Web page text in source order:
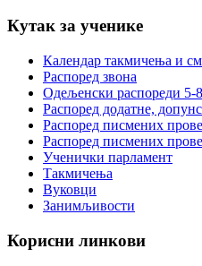
Кутак за ученике
Календар такмичења и
Распоред звона
Одељенски распореди 5-
Распоред додатне,
Распоред писмених
Распоред писмених
Ученички парламент
Такмичења
Вуковци
Занимљивости
Корисни линкови